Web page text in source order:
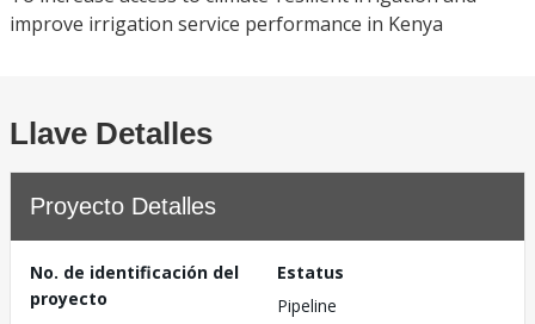
improve irrigation service performance in Kenya
Llave Detalles
Proyecto Detalles
No. de identificación del
proyecto
Estatus
Pipeline